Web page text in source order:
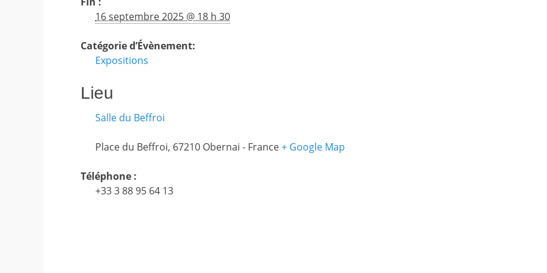
16 septembre 2025 @ 18 h 30
Catégorie d’Évènement:
Expositions
Lieu
Salle du Beffroi
Place du Beffroi, 67210 Obernai - France+ Google Map
Téléphone :
+33 3 88 95 64 13